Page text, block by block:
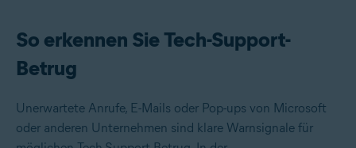
So erkennen Sie Tech-Support-
Betrug
Unerwartete Anrufe, E-Mails oder Pop-ups von Microsoft
oder anderen Unternehmen sind klare Warnsignale für